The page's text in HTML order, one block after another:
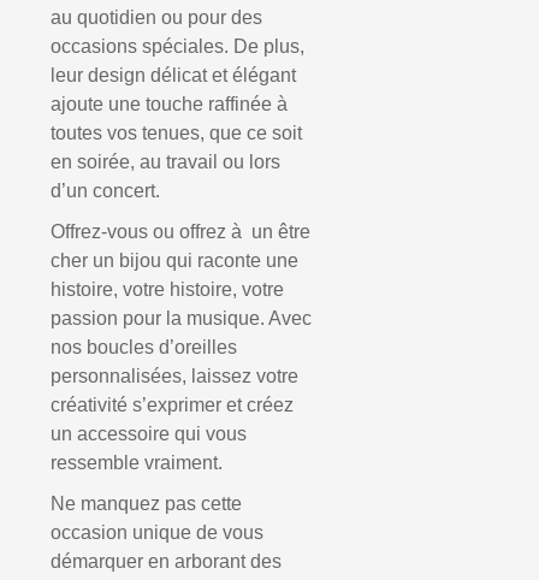
au quotidien ou pour des
occasions spéciales. De plus,
leur design délicat et élégant
ajoute une touche raffinée à
toutes vos tenues, que ce soit
en soirée, au travail ou lors
d’un concert.
Offrez-vous ou offrez à un être
cher un bijou qui raconte une
histoire, votre histoire, votre
passion pour la musique. Avec
nos boucles d’oreilles
personnalisées, laissez votre
créativité s’exprimer et créez
un accessoire qui vous
ressemble vraiment.
Ne manquez pas cette
occasion unique de vous
démarquer en arborant des